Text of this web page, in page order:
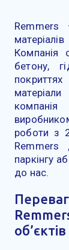
Remmers
Компанія
бетону,
роботи з
Remmers
паркінгу
до нас.
об’єктів